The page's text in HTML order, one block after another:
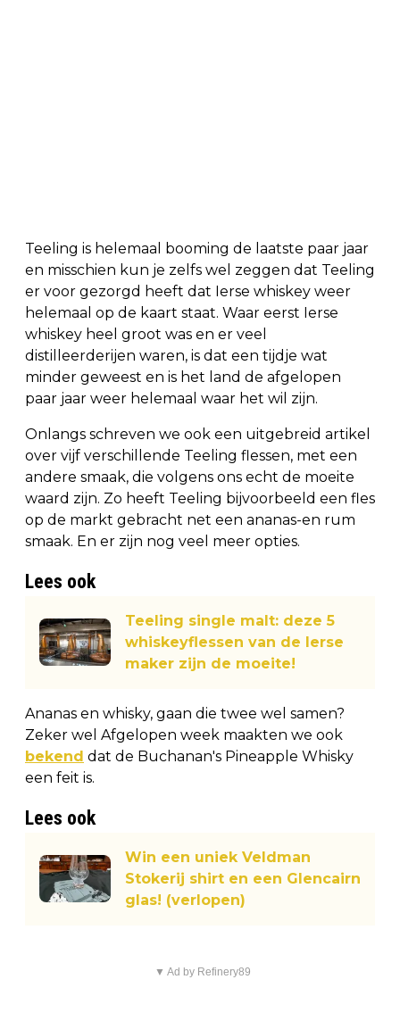
Teeling is helemaal booming de laatste paar jaar
en misschien kun je zelfs wel zeggen dat Teeling
er voor gezorgd heeft dat Ierse whiskey weer
helemaal op de kaart staat. Waar eerst Ierse
whiskey heel groot was en er veel
distilleerderijen waren, is dat een tijdje wat
minder geweest en is het land de afgelopen
paar jaar weer helemaal waar het wil zijn.
Onlangs schreven we ook een uitgebreid artikel
over vijf verschillende Teeling flessen, met een
andere smaak, die volgens ons echt de moeite
waard zijn. Zo heeft Teeling bijvoorbeeld een fles
op de markt gebracht net een ananas-en rum
smaak. En er zijn nog veel meer opties.
Lees ook
Teeling single malt: deze 5
whiskeyflessen van de Ierse
maker zijn de moeite!
Ananas en whisky, gaan die twee wel samen?
Zeker wel Afgelopen week maakten we ook
bekend dat de Buchanan's Pineapple Whisky
een feit is.
Lees ook
Win een uniek Veldman
Stokerij shirt en een Glencairn
glas! (verlopen)
▼ Ad by Refinery89